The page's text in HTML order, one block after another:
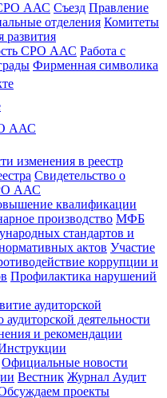
ААС Съезд Правление
отделения Комитеты
развития
СРО ААС Работа с
Фирменная символика
ААС
изменения в реестр
Свидетельство о
ААС
квалификации
производство МФБ
стандартов и
актов Участие
коррупции и
Профилактика нарушений
аудиторской
аудиторской деятельности
и рекомендации
Официальные новости
Вестник Журнал Аудит
проекты